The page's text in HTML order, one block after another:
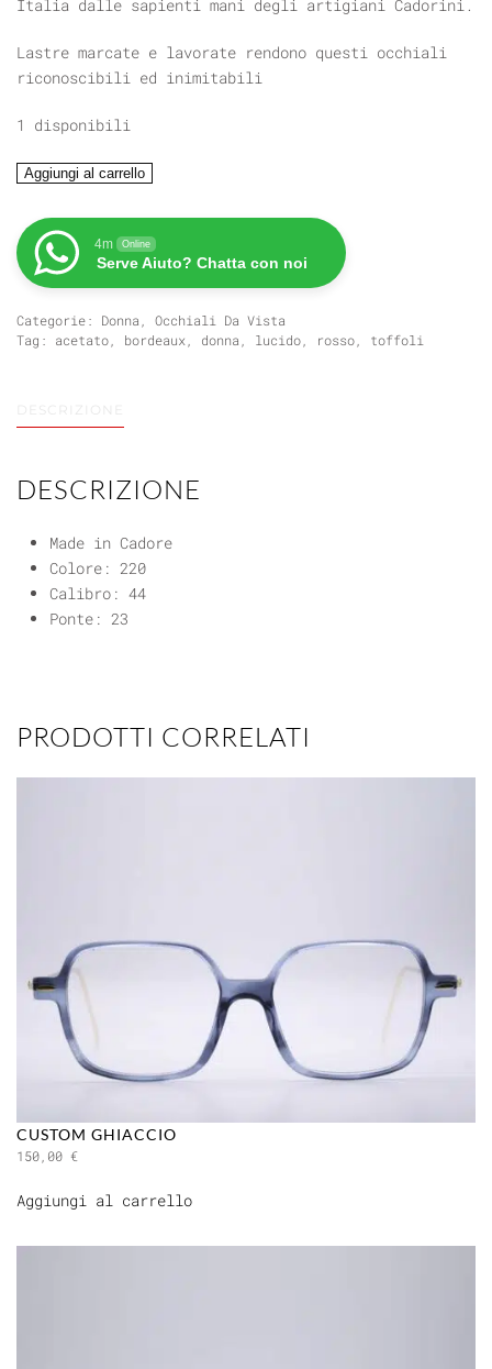
Italia dalle sapienti mani degli artigiani Cadorini.
Lastre marcate e lavorate rendono questi occhiali
riconoscibili ed inimitabili
1 disponibili
TOFFOLI
quantità
Aggiungi al carrello
4m Online
Serve Aiuto? Chatta con noi
Categorie: Donna
Occhiali Da Vista
Tag: acetato bordeaux donna lucido rosso toffoli
DESCRIZIONE
DESCRIZIONE
Made in Cadore
Colore: 220
Calibro: 44
Ponte: 23
PRODOTTI CORRELATI
CUSTOM GHIACCIO
150,00 €
Aggiungi al carrello